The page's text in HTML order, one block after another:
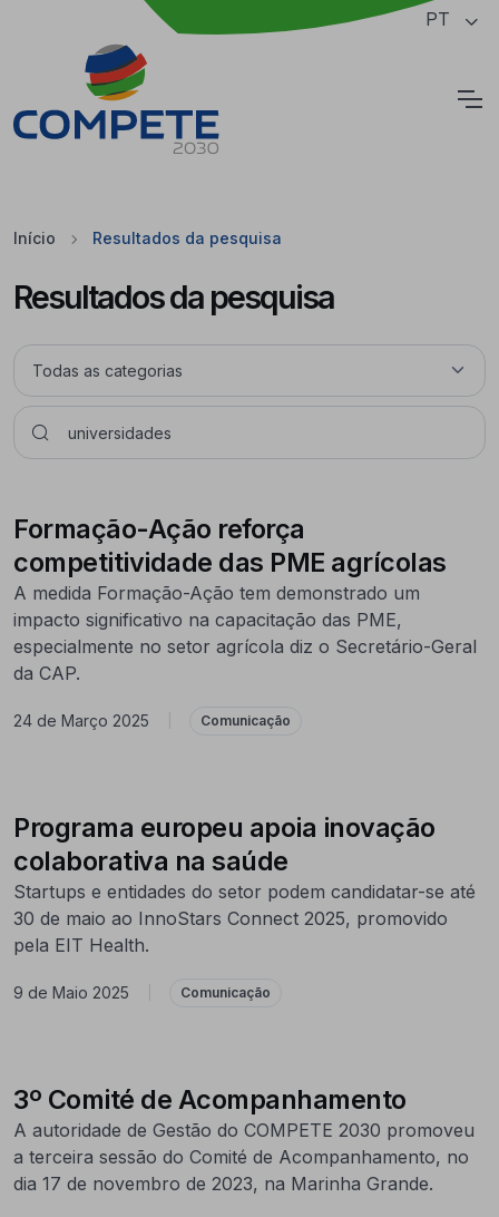
Saltar para o conteúdo principal da página PT
Início Resultados da pesquisa
Resultados da pesquisa
Formação-Ação reforça
competitividade das PME agrícolas
A medida Formação-Ação tem demonstrado um
impacto significativo na capacitação das PME,
especialmente no setor agrícola diz o Secretário-Geral
da CAP.
24 de Março 2025 Comunicação
Programa europeu apoia inovação
colaborativa na saúde
Startups e entidades do setor podem candidatar-se até
30 de maio ao InnoStars Connect 2025, promovido
pela EIT Health.
9 de Maio 2025 Comunicação
3º Comité de Acompanhamento
A autoridade de Gestão do COMPETE 2030 promoveu
a terceira sessão do Comité de Acompanhamento, no
dia 17 de novembro de 2023, na Marinha Grande.